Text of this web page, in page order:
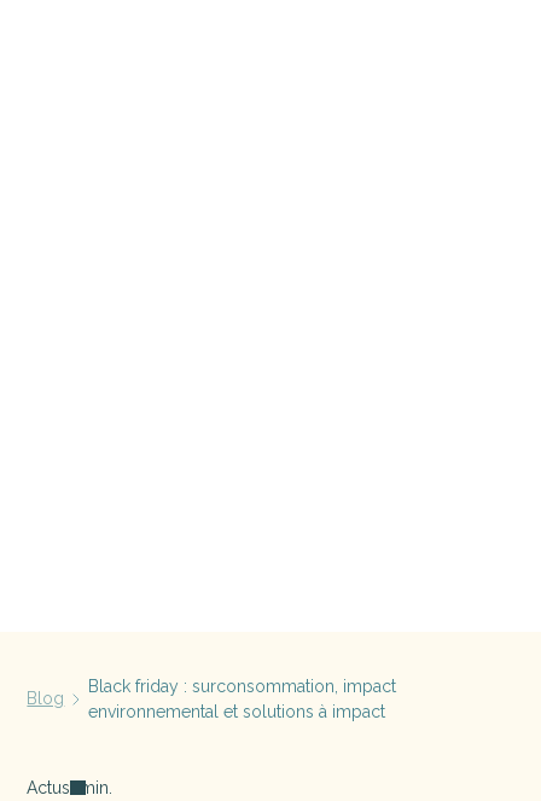
Blog
Black friday : surconsommation, impact
environnemental et solutions à impact
Actus min.